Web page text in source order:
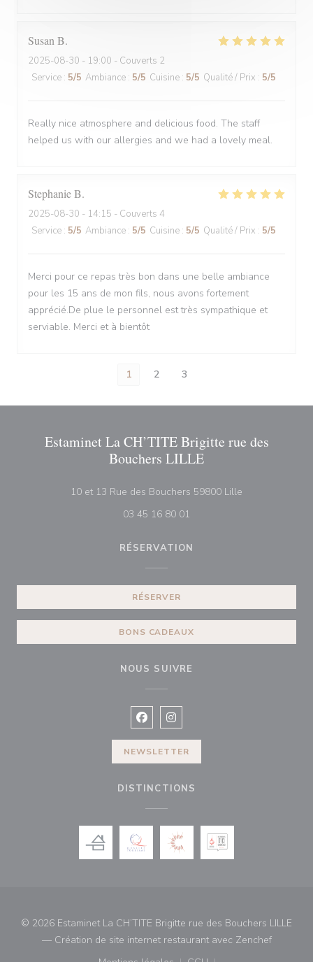
Susan B
2025-08-30 - 19:00 - Couverts 2
Service : 5/5 Ambiance : 5/5 Cuisine : 5/5 Qualité / Prix : 5/5
Really nice atmosphere and delicious food. The staff
helped us with our allergies and we had a lovely meal.
StephanieB
2025-08-30 - 14:15 - Couverts 4
Service : 5/5 Ambiance : 5/5 Cuisine : 5/5 Qualité / Prix : 5/5
Merci pour ce repas très bon dans une belle ambiance
pour les 15 ans de mon fils, nous avons fortement
apprécié.De plue le personnel est très sympathique et
serviable. Merci et à bientôt
1 2 3
Estaminet La CH’TITE Brigitte rue des
Bouchers LILLE
10 et 13 Rue des Bouchers 59800 Lille
03 45 16 80 01
RÉSERVATION
RÉSERVER
BONS CADEAUX
NOUS SUIVRE
Facebook ((ouvre une nouvelle
Instagram ((ouvre une
NEWSLETTER
DISTINCTIONS
© 2026 Estaminet La CH’TITE Brigitte rue des Bouchers LILLE
— Création de site internet restaurant avec Zenchef((ouvre